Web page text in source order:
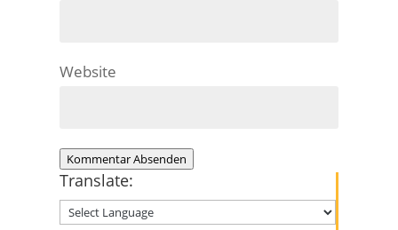
Website
Kommentar Absenden
Translate: